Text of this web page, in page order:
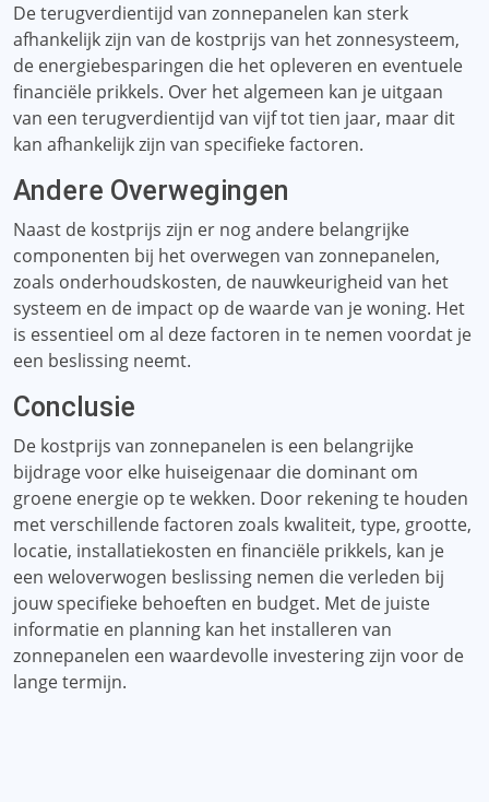
De terugverdientijd van zonnepanelen kan sterk
afhankelijk zijn van de kostprijs van het zonnesysteem,
de energiebesparingen die het opleveren en eventuele
financiële prikkels. Over het algemeen kan je uitgaan
van een terugverdientijd van vijf tot tien jaar, maar dit
kan afhankelijk zijn van specifieke factoren.
Andere Overwegingen
Naast de kostprijs zijn er nog andere belangrijke
componenten bij het overwegen van zonnepanelen,
zoals onderhoudskosten, de nauwkeurigheid van het
systeem en de impact op de waarde van je woning. Het
is essentieel om al deze factoren in te nemen voordat je
een beslissing neemt.
Conclusie
De kostprijs van zonnepanelen is een belangrijke
bijdrage voor elke huiseigenaar die dominant om
groene energie op te wekken. Door rekening te houden
met verschillende factoren zoals kwaliteit, type, grootte,
locatie, installatiekosten en financiële prikkels, kan je
een weloverwogen beslissing nemen die verleden bij
jouw specifieke behoeften en budget. Met de juiste
informatie en planning kan het installeren van
zonnepanelen een waardevolle investering zijn voor de
lange termijn.